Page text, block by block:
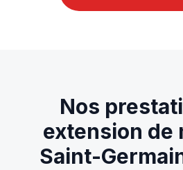
Nos
extension de
Saint-